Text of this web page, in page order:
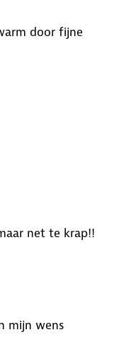
door fijne
net te krap!!
mijn wens